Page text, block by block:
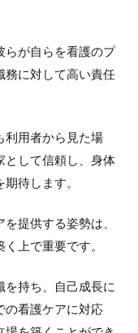
らが自らを看護のプ
務に対して高い責任
利用者から見た場
として信頼し、身体
待します。
提供する姿勢は、
上で重要です。
持ち、自己成長に
の看護ケアに対応